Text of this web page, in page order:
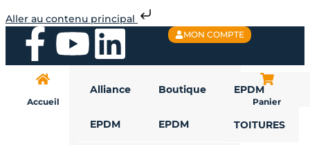
Aller au contenu principal
au
contenuF
a
c
Y
o
u
L
i
n
MON COMPTE
Accueil
Alliance
EPDM
Boutique
EPDM
EPDM
TOITURES
Panier